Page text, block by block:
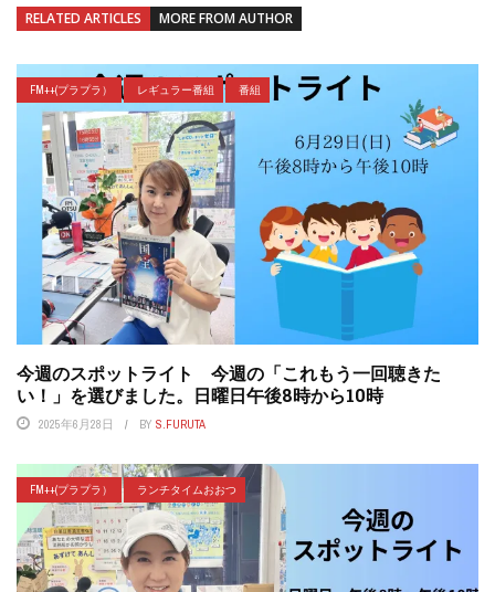
RELATED ARTICLES MORE FROM AUTHOR
FM++(プラプラ） レギュラー番組 番組
今週のスポットライト 今週の「これもう一回聴きた
い！」を選びました。日曜日午後8時から10時
2025年6月28日 BY S.FURUTA
FM++(プラプラ） ランチタイムおおつ